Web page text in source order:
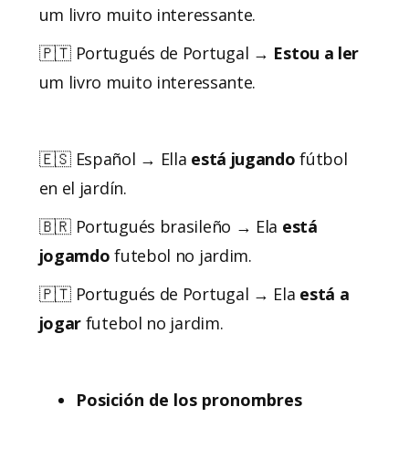
um livro muito interessante.
🇵🇹 Portugués de Portugal → Estou a ler
um livro muito interessante.
🇪🇸 Español → Ella está jugando fútbol
en el jardín.
🇧🇷 Portugués brasileño → Ela está
jogamdo futebol no jardim.
🇵🇹 Portugués de Portugal → Ela está a
jogar futebol no jardim.
Posición de los pronombres